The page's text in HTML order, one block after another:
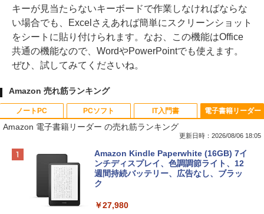
キーが見当たらないキーボードで作業しなければならな
い場合でも、Excelさえあれば簡単にスクリーンショット
をシートに貼り付けられます。なお、この機能はOffice
共通の機能なので、WordやPowerPointでも使えます。
ぜひ、試してみてくださいね。
Amazon 売れ筋ランキング
ノートPC
Apple 2026 MacBook Neo A18 Proチッ
プ搭載13インチノートブック：AIとAppl
e Intelligenceのために設計、Liquid Ret
inaディスプレイ、8GBユニファイドメモ
eTime HDカメラ、Touch ID - インディ
PCソフト
Robloxギフトカード - 800 Robux 【限
定バーチャルアイテムを含む】 【オンラ
インゲームコード】 ロブロックス | オン
ラインコード版
￥1,300
IT入門書
生成AIパスポート公式テキスト 第４版
￥1,766
電子書籍リーダー
Amazon 電子書籍リーダー の売れ筋ランキング
更新日時：2026/08/06 18:05
Amazon Kindle Paperwhite (16GB) 7イ
ンチディスプレイ、色調調節ライト、12
週間持続バッテリー、広告なし、ブラッ
ク
￥27,980